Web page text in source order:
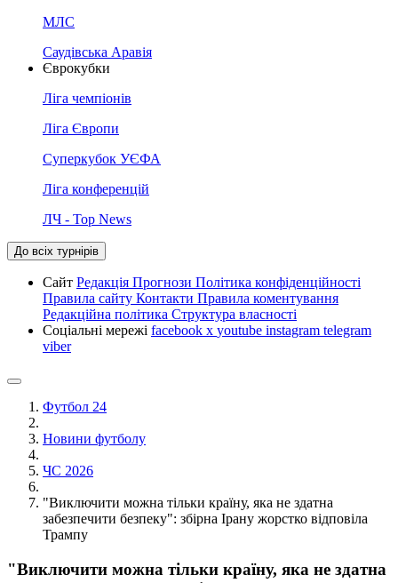
МЛС
Саудівська Аравія
Єврокубки
Ліга чемпіонів
Ліга Європи
Суперкубок УЄФА
Ліга конференцій
ЛЧ - Top News
До всіх турнірів
Сайт Редакція Прогнози Політика конфіденційності
Правила сайту Контакти Правила коментування
Редакційна політика Структура власності
Соціальні мережі facebook x youtube instagram telegram
viber
Футбол 24
Новини футболу
ЧС 2026
"Виключити можна тільки країну, яка не здатна
забезпечити безпеку": збірна Ірану жорстко відповіла
Трампу
"Виключити можна тільки країну, яка не здатна